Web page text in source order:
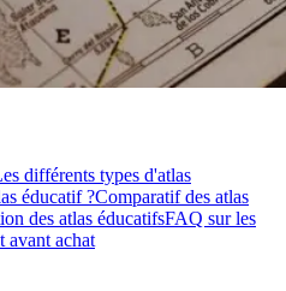
différents types d'atlas
éducatif ?Comparatif des atlas
des atlas éducatifsFAQ sur les
avant achat